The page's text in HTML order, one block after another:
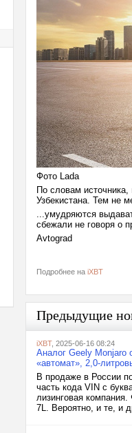
Фото Lada
По словам
Узбекистана. Тем не
...умудряются
сбежали не говоря о
Avtograd
Подробнее на iXBT
Предыдущие
iXBT, 2025-06-16 08:24
Аналог Geely Monjaro
«автомат», 2,0-
В продаже в России
часть кода VIN с
лизинговая
7L. Вероятно, и те, и